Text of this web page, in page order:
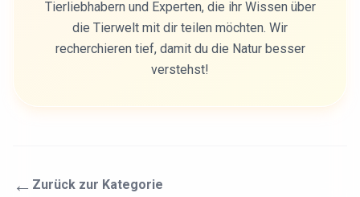
Tierliebhabern und Experten, die ihr Wissen über
die Tierwelt mit dir teilen möchten. Wir
recherchieren tief, damit du die Natur besser
verstehst!
← Zurück zur Kategorie